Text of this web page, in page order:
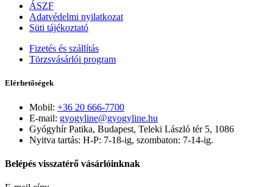
ÁSZF
Adatvédelmi nyilatkozat
Süti tájékoztató
Fizetés és szállítás
Törzsvásárlói program
Elérhetőségek
Mobil: +36 20 666-7700
E-mail: gyogyline@gyogyline.hu
Gyógyhír Patika, Budapest, Teleki László tér 5, 1086
Nyitva tartás: H-P: 7-18-ig, szombaton: 7-14-ig.
Belépés visszatérő vásárlóinknak